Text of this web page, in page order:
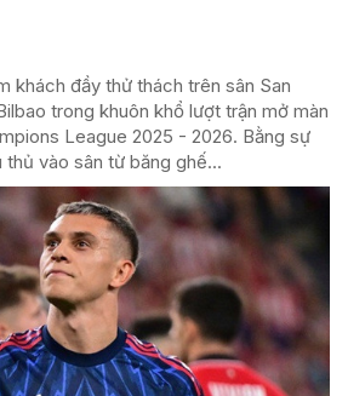
khách đầy thử thách trên sân San
trong khuôn khổ lượt trận mở màn
League 2025 - 2026. Bằng sự
vào sân từ băng ghế...